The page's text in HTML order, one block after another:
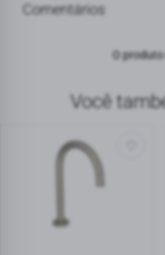
Comentários
Ordenar avaliações
O
Você